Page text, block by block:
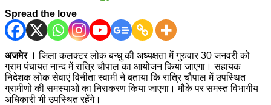
Spread the love
अजमेर । जिला कलक्टर लोक बन्धु की अध्यक्षता में गुरुवार 30 जनवरी को
ग्राम पंचायत नान्द में रात्रि चौपाल का आयोजन किया जाएगा। सहायक
निदेशक लोक सेवाएं विनीता स्वामी ने बताया कि रात्रि चौपाल में उपस्थित
ग्रामीणों की समस्याओं का निराकरण किया जाएगा। मौके पर समस्त विभागीय
अधिकारी भी उपस्थित रहेंगे।